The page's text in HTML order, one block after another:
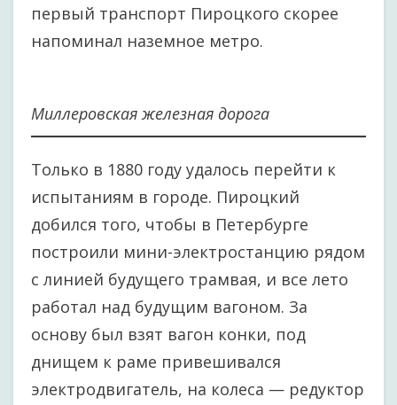
первый транспорт Пироцкого скорее
напоминал наземное метро.
Миллеровская железная дорога
Только в 1880 году удалось перейти к
испытаниям в городе. Пироцкий
добился того, чтобы в Петербурге
построили мини-электростанцию рядом
с линией будущего трамвая, и все лето
работал над будущим вагоном. За
основу был взят вагон конки, под
днищем к раме привешивался
электродвигатель, на колеса — редуктор